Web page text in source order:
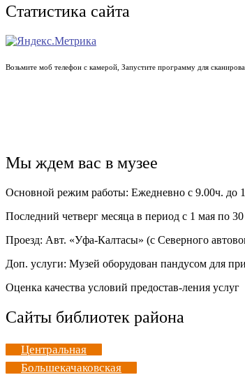
Статистика сайта
Возьмите моб телефон с камерой, Запустите программу для
Мы ждем вас в музее
Основной режим работы: Ежедневно с 9.00ч. до
Последний четверг месяца в период с 1 мая по
Проезд: Авт. «Уфа-Калтасы» (с Северного
Доп. услуги: Музей оборудован пандусом для
Оценка качества условий предостав-ления услуг
Сайты библиотек района
Центральная
Большекачаковская